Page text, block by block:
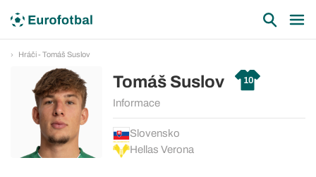
Hráči - Tomáš Suslov
Tomáš Suslov 10
Informace
Slovensko
Hellas Verona